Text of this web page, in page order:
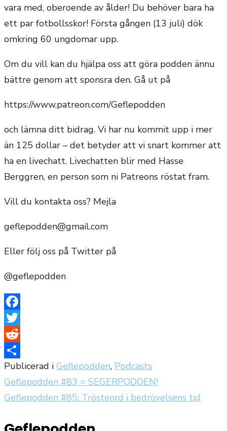
vara med, oberoende av ålder! Du behöver bara ha
ett par fotbollsskor! Första gången (13 juli) dök
omkring 60 ungdomar upp.
Om du vill kan du hjälpa oss att göra podden ännu
bättre genom att sponsra den. Gå ut på
https://www.patreon.com/Geflepodden
och lämna ditt bidrag. Vi har nu kommit upp i mer
än 125 dollar – det betyder att vi snart kommer att
ha en livechatt. Livechatten blir med Hasse
Berggren, en person som ni Patreons röstat fram.
Vill du kontakta oss? Mejla
geflepodden@gmail.com
Eller följ oss på Twitter på
@geflepodden
Facebook
Twitter
Reddit
Dela
Publicerad i Geflepodden, Podcasts
Inläggsnavigering
Geflepodden #83 = SEGERPODDEN!
Geflepodden #85: Trösteord i bedrövelsens tid